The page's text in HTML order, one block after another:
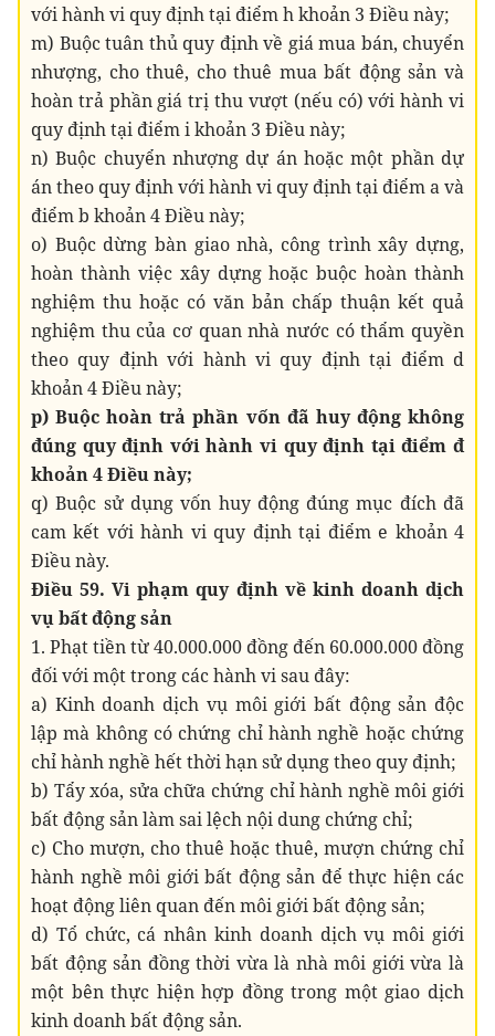
với hành vi quy định tại điểm h khoản 3 Điều này;
m) Buộc tuân thủ quy định về giá mua bán, chuyển
nhượng, cho thuê, cho thuê mua bất động sản và
hoàn trả phần giá trị thu vượt (nếu có) với hành vi
quy định tại điểm i khoản 3 Điều này;
n) Buộc chuyển nhượng dự án hoặc một phần dự
án theo quy định với hành vi quy định tại điểm a và
điểm b khoản 4 Điều này;
o) Buộc dừng bàn giao nhà, công trình xây dựng,
hoàn thành việc xây dựng hoặc buộc hoàn thành
nghiệm thu hoặc có văn bản chấp thuận kết quả
nghiệm thu của cơ quan nhà nước có thẩm quyền
theo quy định với hành vi quy định tại điểm d
khoản 4 Điều này;
p) Buộc hoàn trả phần vốn đã huy động không
đúng quy định với hành vi quy định tại điểm đ
khoản 4 Điều này;
q) Buộc sử dụng vốn huy động đúng mục đích đã
cam kết với hành vi quy định tại điểm e khoản 4
Điều này.
Điều 59. Vi phạm quy định về kinh doanh dịch
vụ bất động sản
1. Phạt tiền từ 40.000.000 đồng đến 60.000.000 đồng
đối với một trong các hành vi sau đây:
a) Kinh doanh dịch vụ môi giới bất động sản độc
lập mà không có chứng chỉ hành nghề hoặc chứng
chỉ hành nghề hết thời hạn sử dụng theo quy định;
b) Tẩy xóa, sửa chữa chứng chỉ hành nghề môi giới
bất động sản làm sai lệch nội dung chứng chỉ;
c) Cho mượn, cho thuê hoặc thuê, mượn chứng chỉ
hành nghề môi giới bất động sản để thực hiện các
hoạt động liên quan đến môi giới bất động sản;
d) Tổ chức, cá nhân kinh doanh dịch vụ môi giới
bất động sản đồng thời vừa là nhà môi giới vừa là
một bên thực hiện hợp đồng trong một giao dịch
kinh doanh bất động sản.